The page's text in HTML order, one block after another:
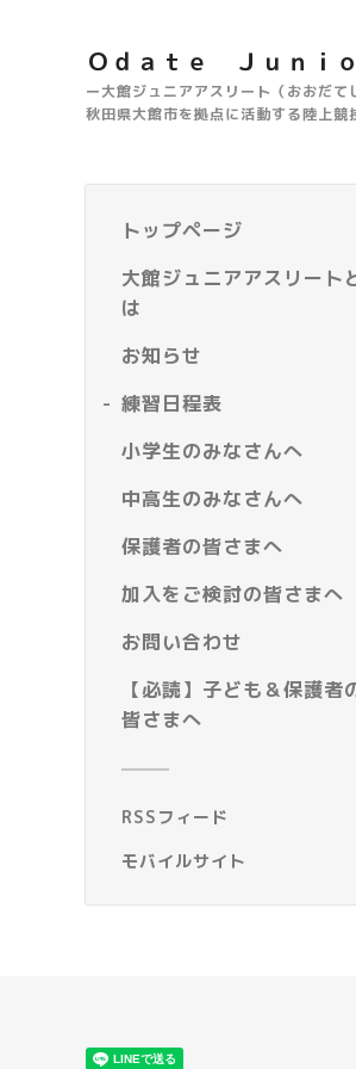
Ｏｄａｔｅ Ｊｕｎｉ
ー大館ジュニアアスリート（おおだて
秋田県大館市を拠点に活動する陸上競
トップページ
大館ジュニアアスリート
は
お知らせ
練習日程表
小学生のみなさんへ
中高生のみなさんへ
保護者の皆さまへ
加入をご検討の皆さまへ
お問い合わせ
【必読】子ども＆保護者
皆さまへ
RSSフィード
モバイルサイト